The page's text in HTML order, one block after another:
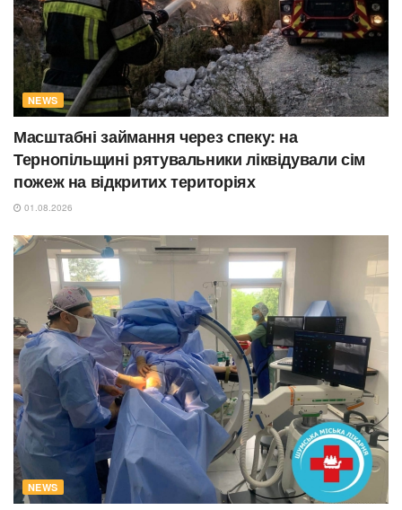
NEWS
Масштабні займання через спеку: на
Тернопільщині рятувальники ліквідували сім
пожеж на відкритих територіях
01.08.2026
NEWS